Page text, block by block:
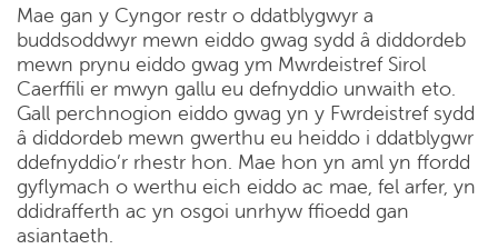
Mae gan y Cyngor restr o ddatblygwyr a
buddsoddwyr mewn eiddo gwag sydd â diddordeb
mewn prynu eiddo gwag ym Mwrdeistref Sirol
Caerffili er mwyn gallu eu defnyddio unwaith eto.
Gall perchnogion eiddo gwag yn y Fwrdeistref sydd
â diddordeb mewn gwerthu eu heiddo i ddatblygwr
ddefnyddio’r rhestr hon. Mae hon yn aml yn ffordd
gyflymach o werthu eich eiddo ac mae, fel arfer, yn
ddidrafferth ac yn osgoi unrhyw ffioedd gan
asiantaeth.